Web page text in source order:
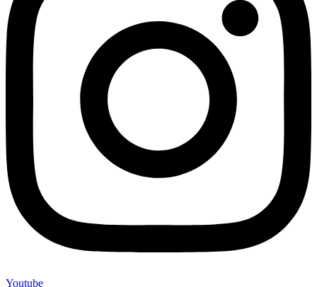
Youtube